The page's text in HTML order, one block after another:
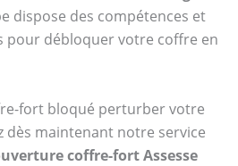
dispose des compétences et
pour débloquer votre coffre en
fort bloqué perturber votre
dès maintenant notre service
coffre-fort Assesse